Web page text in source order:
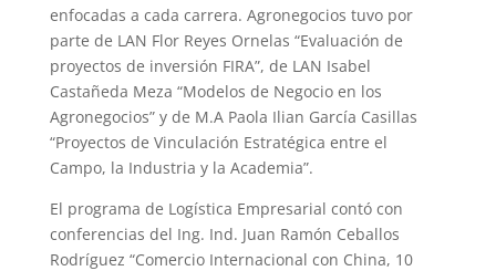
enfocadas a cada carrera. Agronegocios tuvo por
parte de LAN Flor Reyes Ornelas “Evaluación de
proyectos de inversión FIRA”, de LAN Isabel
Castañeda Meza “Modelos de Negocio en los
Agronegocios” y de M.A Paola Ilian García Casillas
“Proyectos de Vinculación Estratégica entre el
Campo, la Industria y la Academia”.
El programa de Logística Empresarial contó con
conferencias del Ing. Ind. Juan Ramón Ceballos
Rodríguez “Comercio Internacional con China, 10